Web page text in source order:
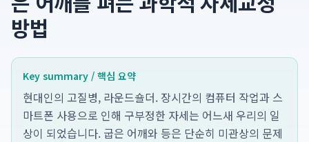
방법
Key summary / 핵심 요약
현대인의 고질병, 라운드숄더. 장시간의 컴퓨터 작업과 스
마트폰 사용으로 인해 구부정한 자세는 어느새 우리의 일
상이 되었습니다. 굽은 어깨와 등은 단순히 미관상의 문제